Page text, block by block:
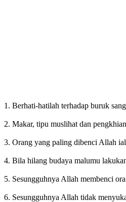
1. Berhati-hatilah terhadap buruk
2. Makar, tipu muslihat dan
3. Orang yang paling dibenci Allah
4. Bila hilang budaya malumu
5. Sesungguhnya Allah membenci
6. Sesungguhnya Allah tidak